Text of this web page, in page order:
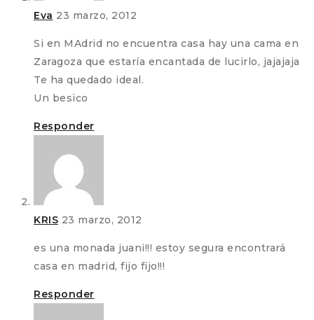
Eva 23 marzo, 2012
Si en MAdrid no encuentra casa hay una cama en
Zaragoza que estaría encantada de lucirlo, jajajaja
Te ha quedado ideal.
Un besico
Responder
KRIS 23 marzo, 2012
es una monada juani!!! estoy segura encontrará
casa en madrid, fijo fijo!!!
Responder